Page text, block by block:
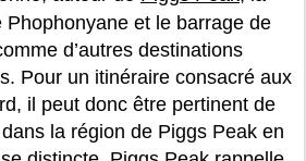
Phophonyane et le barrage de
d’autres destinations
Pour un itinéraire consacré aux
il peut donc être pertinent de
la région de Piggs Peak en